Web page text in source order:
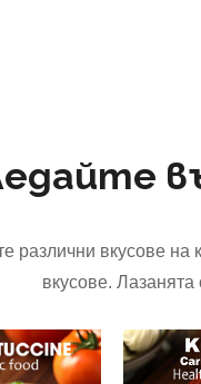
различни вкусове на
вкусове.